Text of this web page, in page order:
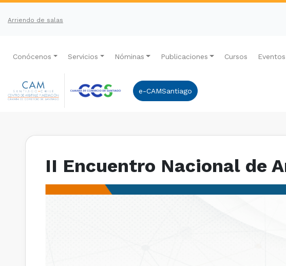
Arriendo de salas
Conócenos Servicios Nóminas Publicaciones Cursos Eventos
e-CAMSantiago
II Encuentro Nacional de